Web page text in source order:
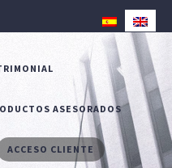
ASESORADOS
ACCESO CLIENTE